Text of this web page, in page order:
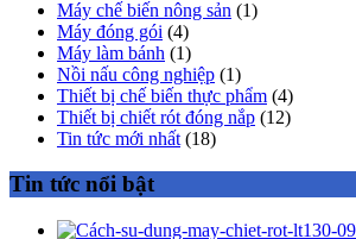
Máy chế biến nông sản (1)
Máy đóng gói (4)
Máy làm bánh (1)
Nồi nấu công nghiệp (1)
Thiết bị chế biến thực phẩm (4)
Thiết bị chiết rót đóng nắp (12)
Tin tức mới nhất (18)
Tin tức nổi bật